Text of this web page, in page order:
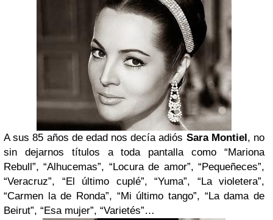
A sus 85 años de edad nos decía adiós Sara Montiel, no
sin dejarnos títulos a toda pantalla como “Mariona
Rebull”, “Alhucemas”, “Locura de amor”, “Pequeñeces”,
“Veracruz”, “El último cuplé”, “Yuma”, “La violetera”,
“Carmen la de Ronda”, “Mi último tango”, “La dama de
Beirut”, “Esa mujer”, “Varietés”…